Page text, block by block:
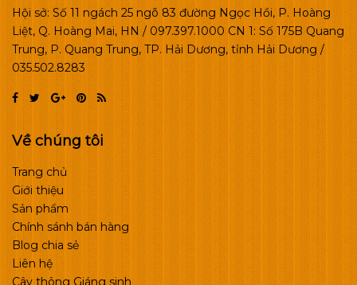
Hội sở: Số 11 ngách 25 ngõ 83 đường Ngọc Hồi, P. Hoàng
Liệt, Q. Hoàng Mai, HN / 097.397.1000 CN 1: Số 175B Quang
Trung, P. Quang Trung, TP. Hải Dương, tỉnh Hải Dương /
035.502.8283
Về chúng tôi
Trang chủ
Giới thiệu
Sản phẩm
Chính sánh bán hàng
Blog chia sẻ
Liên hệ
Cây thông Giáng sinh